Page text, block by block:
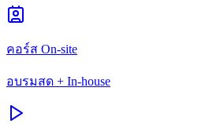
คอร์ส On-site
อบรมสด + In-house